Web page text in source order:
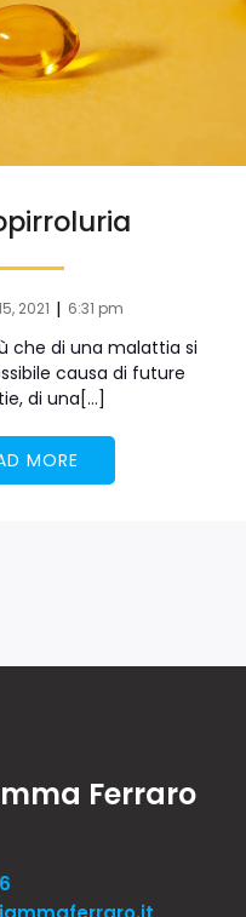
2021 | 6:31 pm
che di una malattia si
causa di future
di una[…]
MORE
Ferraro